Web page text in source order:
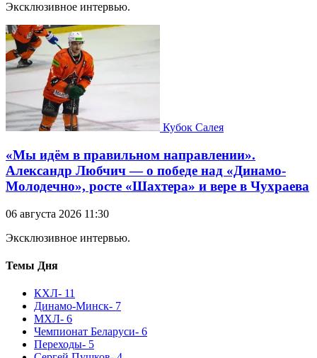
Эксклюзивное интервью.
Кубок Салея
«Мы идём в правильном направлении».
Александр Любчич — о победе над «Динамо-
Молодечно», росте «Шахтера» и вере в Чухраева
06 августа 2026 11:30
Эксклюзивное интервью.
Темы Дня
КХЛ- 11
Динамо-Минск- 7
МХЛ- 6
Чемпионат Беларуси- 6
Переходы- 5